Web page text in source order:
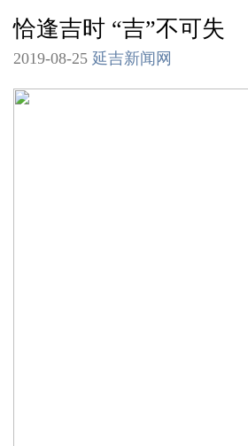
恰逢吉时 “吉”不可失
2019-08-25 延吉新闻网